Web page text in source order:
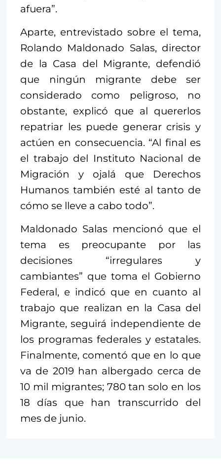
afuera”.
Aparte, entrevistado sobre el tema,
Rolando Maldonado Salas, director
de la Casa del Migrante, defendió
que ningún migrante debe ser
considerado como peligroso, no
obstante, explicó que al quererlos
repatriar les puede generar crisis y
actúen en consecuencia. “Al final es
el trabajo del Instituto Nacional de
Migración y ojalá que Derechos
Humanos también esté al tanto de
cómo se lleve a cabo todo”.
Maldonado Salas mencionó que el
tema es preocupante por las
decisiones “irregulares y
cambiantes” que toma el Gobierno
Federal, e indicó que en cuanto al
trabajo que realizan en la Casa del
Migrante, seguirá independiente de
los programas federales y estatales.
Finalmente, comentó que en lo que
va de 2019 han albergado cerca de
10 mil migrantes; 780 tan solo en los
18 días que han transcurrido del
mes de junio.